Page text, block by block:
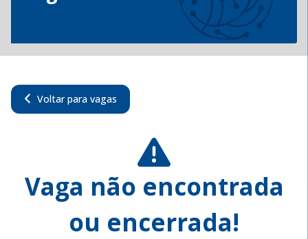
Voltar para vagas
Vaga não encontrada
ou encerrada!